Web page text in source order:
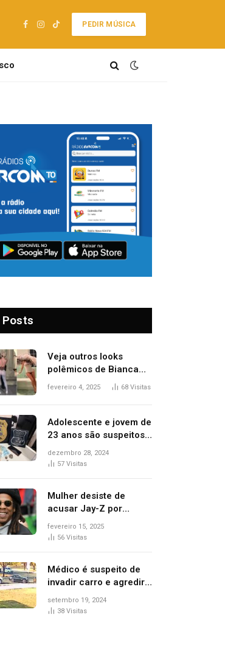
Facebook
Instagram
TikTok
PEDIR MÚSICA
Veja outros looks
polêmicos de Bianca
Censori, esposa de
Grammy 2025
fevereiro 4, 2025 68 Visitas
Adolescente e jovem de
23 anos são suspeitos
de vender drogas
próximo de delegacia e
dezembro 28, 2024
57 Visitas
Mulher desiste de
acusar Jay-Z por
estupro, diz revista
fevereiro 15, 2025
56 Visitas
Médico é suspeito de
invadir carro e agredir
delegado aposentado
durante confusão no
setembro 19, 2024
38 Visitas